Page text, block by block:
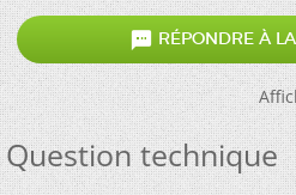
 RÉPONDRE À
Question technique